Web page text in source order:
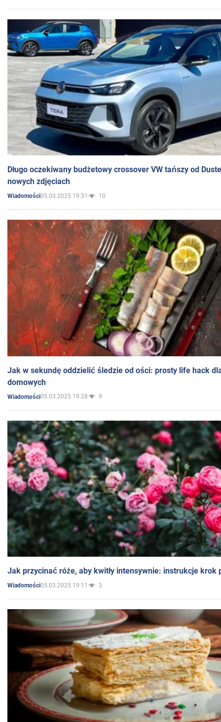
Długo oczekiwany budżetowy crossover VW tańszy od
nowych zdjęciach
Wiadomości05.03.2025 19:31 10
Jak w sekundę oddzielić śledzie od ości: prosty life hack
domowych
Wiadomości05.03.2025 19:28 9
Jak przycinać róże, aby kwitły intensywnie: instrukcje krok
Wiadomości05.03.2025 19:11 3